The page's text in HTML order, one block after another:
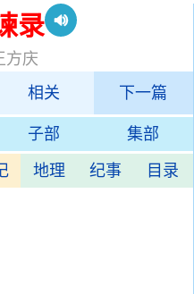
录
方庆
相关 下一篇
子部 集部
地理 纪事 目录